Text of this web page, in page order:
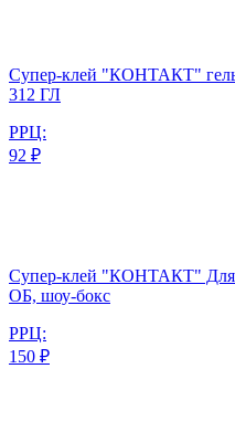
Супер-клей "КОНТАКТ"
312 ГЛ
РРЦ:
92 ₽
Супер-клей "КОНТАКТ" Для
ОБ, шоу-бокс
РРЦ:
150 ₽